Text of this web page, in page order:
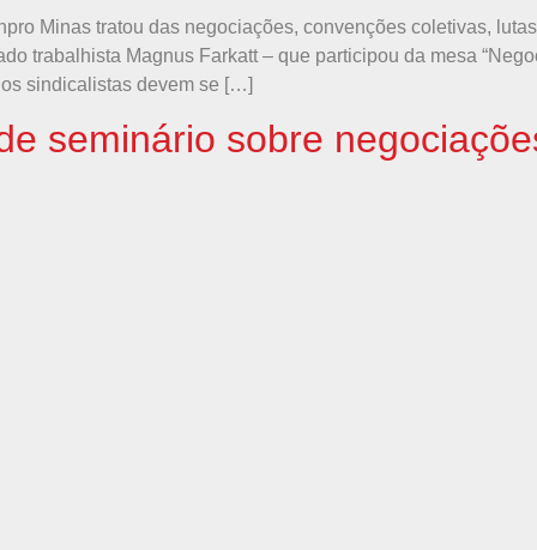
Minas tratou das negociações, convenções coletivas,
trabalhista Magnus Farkatt – que participou da mesa
sindicalistas devem se […]
seminário sobre